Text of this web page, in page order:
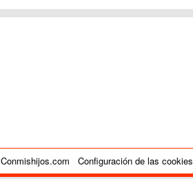
Conmishijos.com Configuración de las cookies